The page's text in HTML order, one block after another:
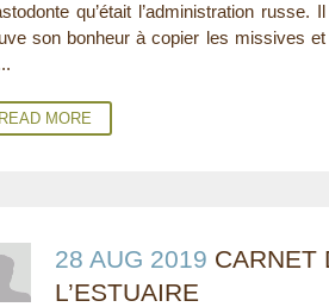
qu’était l’administration
son bonheur à copier les missives
READ MORE
28 AUG 2019 CARNET
L’ESTUAIRE